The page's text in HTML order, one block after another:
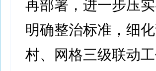
再部署，进一步压
明确整治标准，细
村、网格三级联动